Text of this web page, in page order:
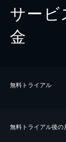
サービ
金
無料トライアル
無料トライアル後の